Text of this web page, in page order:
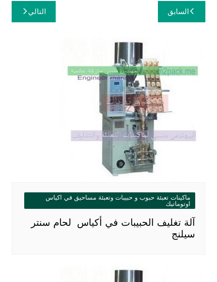
تصفّح
المقالات
السابق التالي
ماكينات تعبئة حبوب و حبيبات وتعبئة مساحيق في اكياس
اوتوماتيك
آلة تغليف الحبيبات في أكياس لحام سنتر
سيلنج